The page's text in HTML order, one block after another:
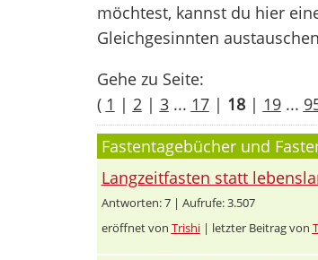
möchtest, kannst du hier
Gleichgesinnten
Gehe zu Seite:
( 1 | 2| 3... 17| 18| 19...
Fastentagebücher und
Langzeitfasten statt
Antworten: 7 | Aufrufe: 3.507
eröffnet von Trishi| letzter Beitrag von